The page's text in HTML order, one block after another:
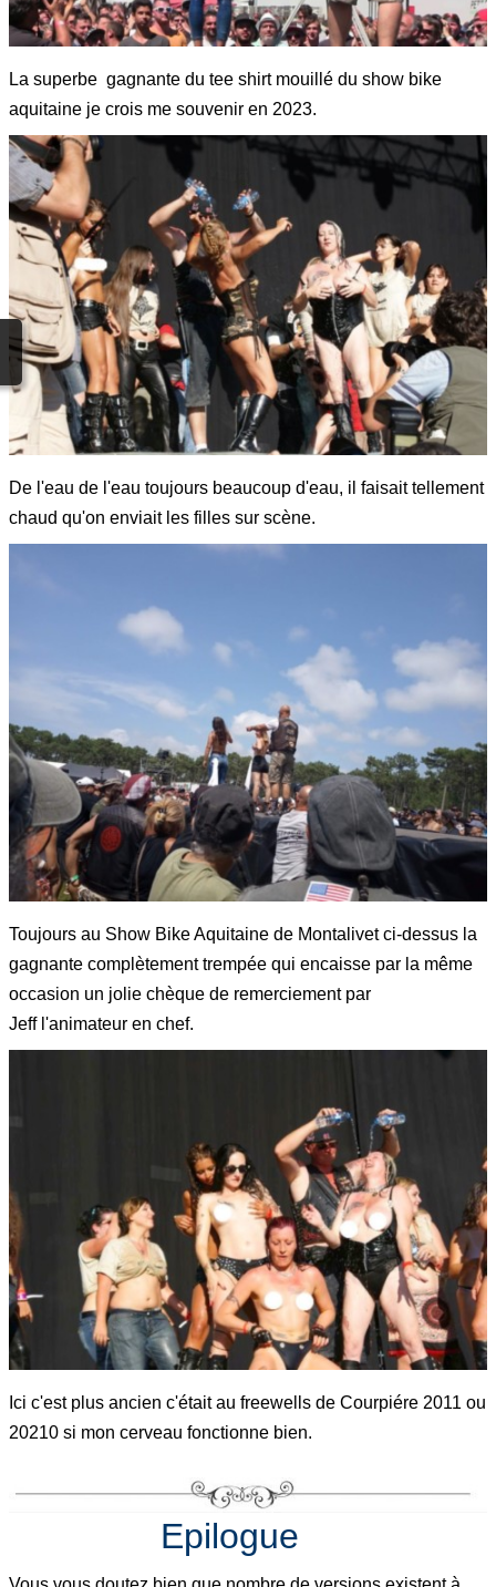
La superbe gagnante du tee shirt mouillé du show bike
aquitaine je crois me souvenir en 2023.
De l'eau de l'eau toujours beaucoup d'eau, il faisait tellement
chaud qu'on enviait les filles sur scène.
Toujours au Show Bike Aquitaine de Montalivet ci-dessus la
gagnante complètement trempée qui encaisse par la même
occasion un jolie chèque de remerciement par
Jeff l'animateur en chef.
Ici c'est plus ancien c'était au freewells de Courpiére 2011 ou
20210 si mon cerveau fonctionne bien.
Epilogue